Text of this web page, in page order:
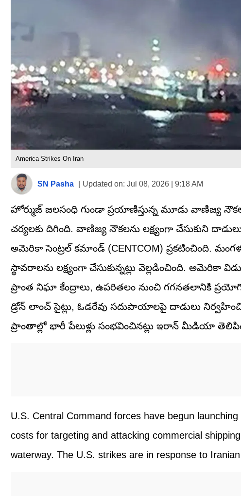
America Strikes On Iran
SN Pasha Updated on: Jul 08, 2026 | 9:18 AM
హోర్ముజ్ జలసంధి గుండా ప్రయాణిస్తున్న మూడు వాణిజ్య
చర్యలకు దిగింది. వాణిజ్య నౌకలను లక్ష్యంగా చేసుకుని
అమెరికా సెంట్రల్ కమాండ్ (CENTCOM) ప్రకటించింది.
స్థావరాలను లక్ష్యంగా చేసుకున్నట్లు వెల్లడించింది. అమెరికా
ప్రాంత నిఘా కేంద్రాలు, ఉపరితలం నుంచి గగనతలానికి
డ్రోన్ లాంచ్ సైట్లు, ఓడరేవు సదుపాయాలపై దాడులు
ప్రాంతాల్లో భారీ పేలుళ్లు సంభవించినట్లు ఇరాన్ మీడియా
U.S. Central Command forces have begun
costs for targeting and attacking commercial
waterway. The U.S. strikes are in response to